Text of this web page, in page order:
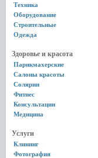
Техника
Оборудование
Строительные
Одежда
Здоровье и красота
Парикмахерские
Салоны красоты
Солярии
Фитнес
Консультации
Медицина
Услуги
Клининг
Фотография